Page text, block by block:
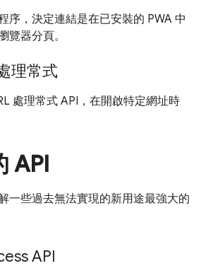
序，決定連結是在已安裝的 PWA 中
覽器分頁。
理常式
處理常式 API，在開啟特定網址時
API
一些過去無法實現的新用途最強大的
API